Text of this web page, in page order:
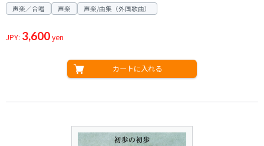
声楽／合唱 声楽 声楽/曲集（外国歌曲）
JPY: 3,600yen
カートに入れる